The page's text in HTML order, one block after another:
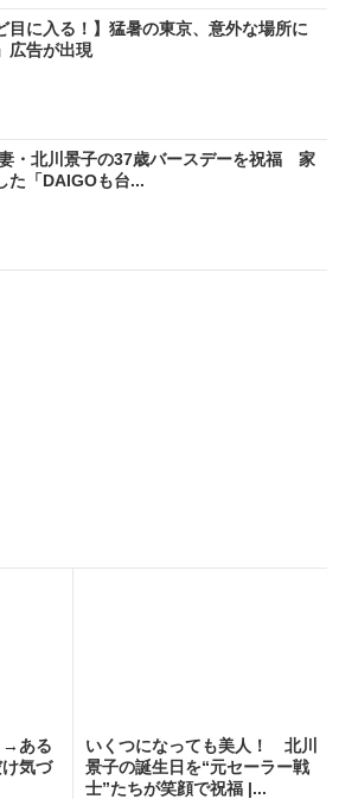
目に入る！】猛暑の東京、意外な場所に
広告が出現
・北川景子の37歳バースデーを祝福 家
た「DAIGOも台...
→ある
気づ
いくつになっても美人！ 北川
景子の誕生日を“元セーラー戦
士”たちが笑顔で祝福 |...